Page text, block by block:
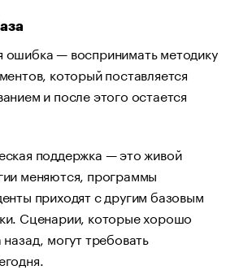
ошибка — воспринимать методику
который поставляется
и после этого остается
поддержка — это живой
меняются, программы
приходят с другим базовым
Сценарии, которые хорошо
могут требовать